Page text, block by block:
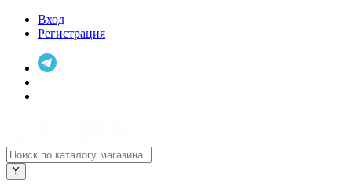
Вход
Регистрация